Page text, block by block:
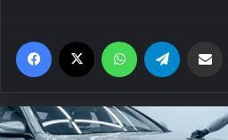
Facebook WhatsApp